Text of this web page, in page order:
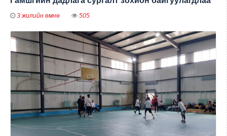
3 жилийн өмнө 505